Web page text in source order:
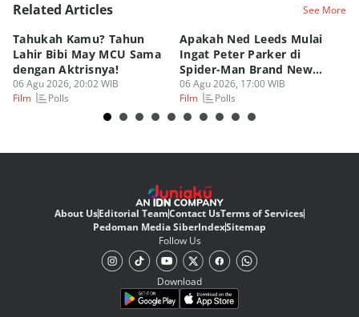
Related Articles See More
Tahukah Kamu? Tahun
Lahir Bibi May MCU Sama
dengan Aktrisnya!
06 Agu 2026, 20:02 WIB
Film
Polls
Apakah Ned Leeds Mulai
Ingat Peter Parker di
Spider-Man Brand New
Day?
06 Agu 2026, 17:00 WIB
Film
Polls
About UsEditorial TeamContact UsTerms of Services
Pedoman Media SiberIndexSitemap
Follow Us
Download